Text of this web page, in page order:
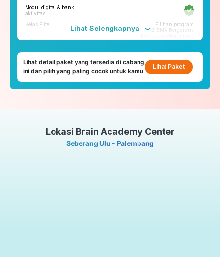
Tryout
Tryout Basic & Premium
23x setahun
Modul digital & bank
aktivitas
Kelas Elite
Pilihan program:
12 SMA Bergaransi
ruangbelajar
roboguru
Kelas Pengembangan Diri
Tatap Muka
Lihat Selengkapnya
Lihat detail paket yang tersedia di cabang
ini dan pilih yang paling cocok untuk kamu
Lihat Paket
Lokasi Brain Academy Center
Seberang Ulu - Palembang